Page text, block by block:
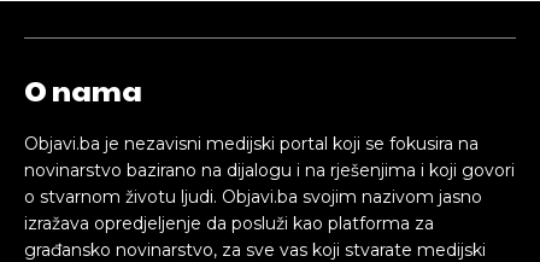
O nama
Objavi.ba je nezavisni medijski portal koji se fokusira na
novinarstvo bazirano na dijalogu i na rješenjima i koji govori
o stvarnom životu ljudi. Objavi.ba svojim nazivom jasno
izražava opredjeljenje da posluži kao platforma za
građansko novinarstvo, za sve vas koji stvarate medijski